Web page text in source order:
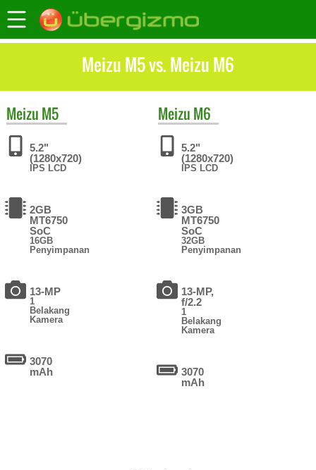
Meizu M5 vs. Meizu M6
Meizu M5
5.2"
(1280x720)
IPS LCD
2GB
MT6750
SoC
16GB
Penyimpanan
13-MP
1
Belakang
Kamera
3070
mAh
Meizu M6
5.2"
(1280x720)
IPS LCD
3GB
MT6750
SoC
32GB
Penyimpanan
13-MP,
f/2.2
1
Belakang
Kamera
3070
mAh